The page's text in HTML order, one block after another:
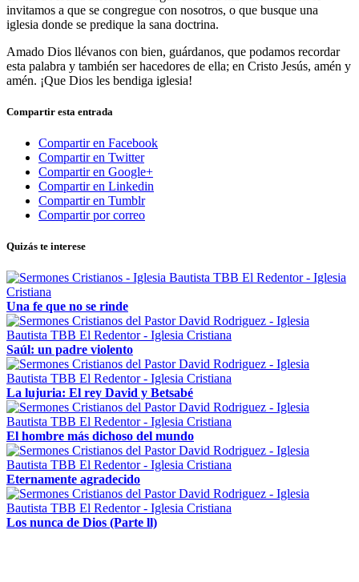
invitamos a que se congregue con nosotros, o que busque una
iglesia donde se predique la sana doctrina.
Amado Dios llévanos con bien, guárdanos, que podamos recordar
esta palabra y también ser hacedores de ella; en Cristo Jesús, amén y
amén. ¡Que Dios les bendiga iglesia!
Compartir esta entrada
Compartir en Facebook
Compartir en Twitter
Compartir en Google+
Compartir en Linkedin
Compartir en Tumblr
Compartir por correo
Quizás te interese
Una fe que no se rinde
Saúl: un padre violento
La lujuria: El rey David y Betsabé
El hombre más dichoso del mundo
Eternamente agradecido
Los nunca de Dios (Parte ll)